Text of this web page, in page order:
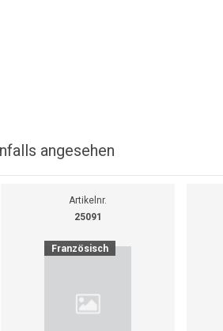
angesehen
Artikelnr.
25091
Französisch